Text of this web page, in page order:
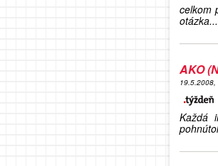
celkom
otázka...
AKO
19.5.2008,
Každá